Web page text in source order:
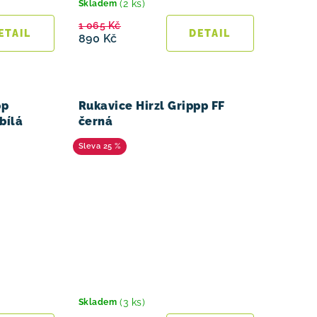
Skladem (2 ks)
890 Kč
1 065 Kč
Rukavice Hirzl Grippp FF
černá
25 %
Skladem (3 ks)